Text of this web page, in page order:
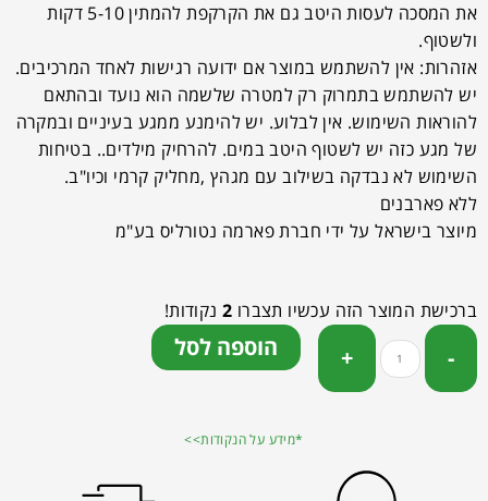
את המסכה לעסות היטב גם את הקרקפת להמתין 5-10 דקות
ולשטוף.
אזהרות: אין להשתמש במוצר אם ידועה רגישות לאחד המרכיבים.
יש להשתמש בתמרוק רק למטרה שלשמה הוא נועד ובהתאם
להוראות השימוש. אין לבלוע. יש להימנע ממגע בעיניים ובמקרה
של מגע כזה יש לשטוף היטב במים. להרחיק מילדים.. בטיחות
השימוש לא נבדקה בשילוב עם מגהץ ,מחליק קרמי וכיו"ב.
ללא פארבנים
מיוצר בישראל על ידי חברת פארמה נטורליס בע"מ
ברכישת המוצר הזה עכשיו תצברו 2 נקודות!
הוספה לסל
*מידע על הנקודות>>